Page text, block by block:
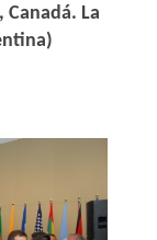
Canadá. La